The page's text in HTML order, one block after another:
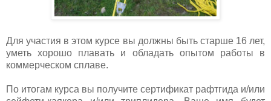
Для участия в этом курсе вы должны быть старше 16 лет,
уметь хорошо плавать и обладать опытом работы в
коммерческом сплаве.
По итогам курса вы получите сертификат рафтгида и/или